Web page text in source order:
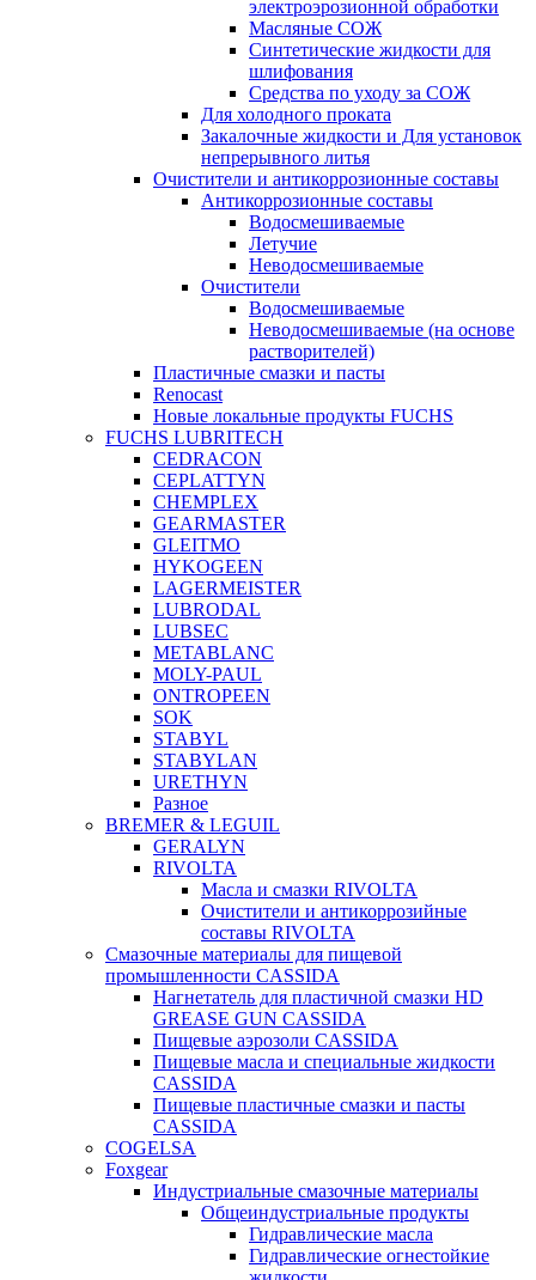
электроэрозионной обработки
Масляные СОЖ
Синтетические жидкости для
шлифования
Средства по уходу за СОЖ
Для холодного проката
Закалочные жидкости и Для установок
непрерывного литья
Очистители и антикоррозионные составы
Антикоррозионные составы
Водосмешиваемые
Летучие
Неводосмешиваемые
Очистители
Водосмешиваемые
Неводосмешиваемые (на основе
растворителей)
Пластичные смазки и пасты
Renocast
Новые локальные продукты FUCHS
FUCHS LUBRITECH
CEDRACON
CEPLATTYN
CHEMPLEX
GEARMASTER
GLEITMO
HYKOGEEN
LAGERMEISTER
LUBRODAL
LUBSEC
METABLANC
MOLY-PAUL
ONTROPEEN
SOK
STABYL
STABYLAN
URETHYN
Разное
BREMER & LEGUIL
GERALYN
RIVOLTA
Масла и смазки RIVOLTA
Очистители и антикоррозийные
составы RIVOLTA
Смазочные материалы для пищевой
промышленности CASSIDA
Нагнетатель для пластичной смазки HD
GREASE GUN CASSIDA
Пищевые аэрозоли CASSIDA
Пищевые масла и специальные жидкости
CASSIDA
Пищевые пластичные смазки и пасты
CASSIDA
COGELSA
Foxgear
Индустриальные смазочные материалы
Общеиндустриальные продукты
Гидравлические масла
Гидравлические огнестойкие